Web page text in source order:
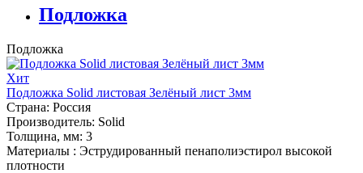
Подложка
Подложка
Хит
Подложка Solid листовая Зелёный лист 3мм
Страна: Россия
Производитель: Solid
Толщина, мм: 3
Материалы : Эструдированный пенаполиэстирол высокой
плотности